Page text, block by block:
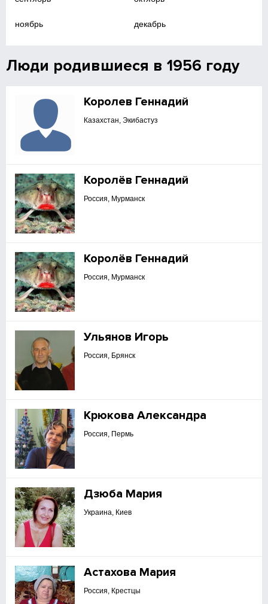
ноябрь декабрь
Люди родившиеся в 1956 году
Королев Геннадий
Казахстан, Экибастуз
Королёв Геннадий
Россия, Мурманск
Королёв Геннадий
Россия, Мурманск
Ульянов Игорь
Россия, Брянск
Крюкова Александра
Россия, Пермь
Дзюба Мария
Украина, Киев
Астахова Мария
Россия, Крестцы